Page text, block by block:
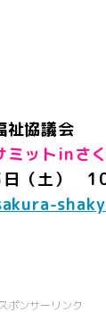
祉協議会
ミットinさく
（土）
スポンサーリンク